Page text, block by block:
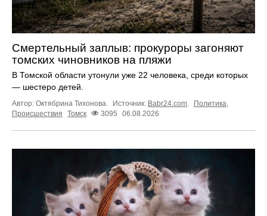
Смертельный заплыв: прокуроры загоняют
томских чиновников на пляжи
В Томской области утонули уже 22 человека, среди которых
— шестеро детей.
Автор: Октябрина Тихонова. Источник: Babr24.com. Политика,
Происшествия
Томск 3095 06.08.2026